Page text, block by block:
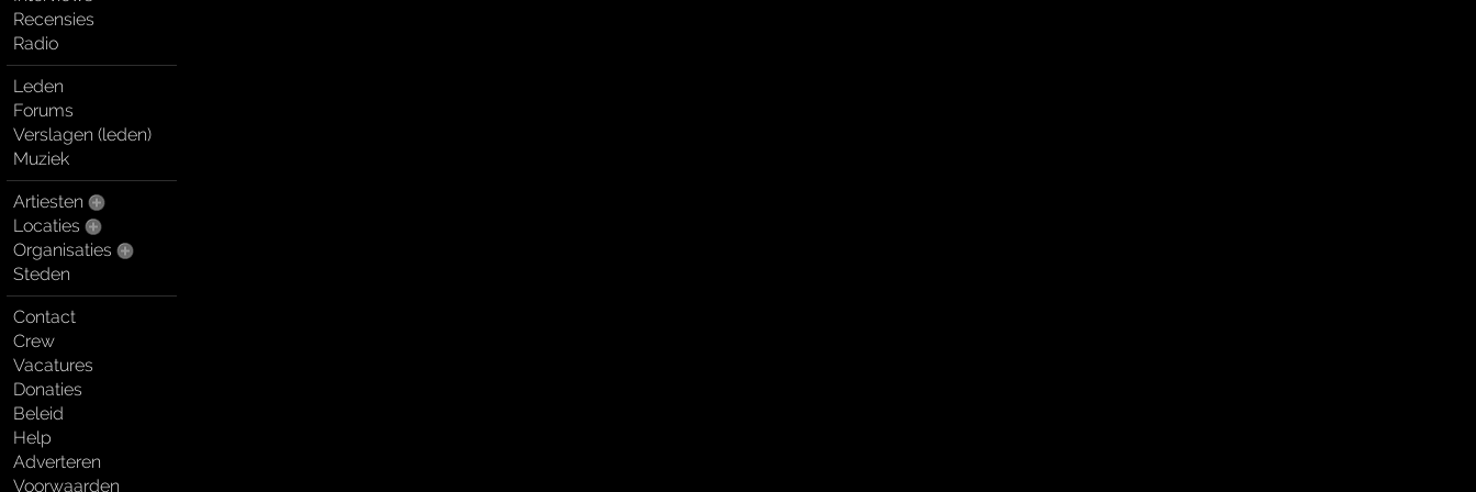
Recensies
Radio
Leden
Forums
Verslagen (leden)
Muziek
Artiesten
Locaties
Organisaties
Steden
Contact
Crew
Vacatures
Donaties
Beleid
Help
Adverteren
Voorwaarden